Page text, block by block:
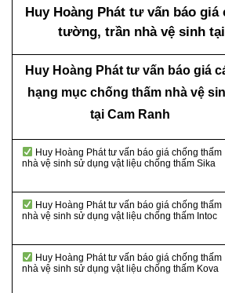
Huy Hoàng Phát tư vấn báo giá
tường, trần nhà vệ sinh
Huy Hoàng Phát tư vấn báo giá
hạng mục chống thấm nhà vệ
tại Cam Ranh
Huy Hoàng Phát tư vấn báo giá chống thấm
nhà vệ sinh sử dụng vật liệu chống thấm Sika
Huy Hoàng Phát tư vấn báo giá chống thấm
nhà vệ sinh sử dụng vật liệu chống thấm Intoc
Huy Hoàng Phát tư vấn báo giá chống thấm
nhà vệ sinh sử dụng vật liệu chống thấm Kova